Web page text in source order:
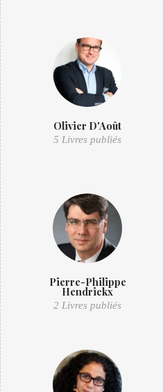
Olivier D'Août
5 Livres publiés
Pierre-Philippe
Hendrickx
2 Livres publiés